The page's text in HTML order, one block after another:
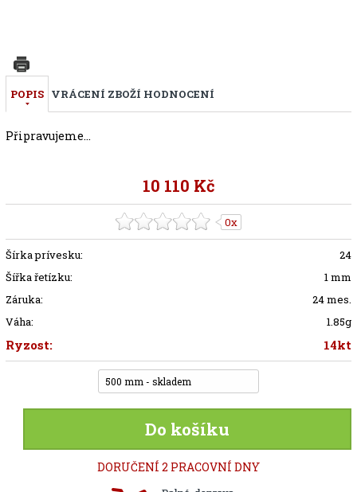
POPIS VRÁCENÍ ZBOŽÍ HODNOCENÍ
Připravujeme...
10 110 Kč
0x
Šírka prívesku:
24
Šířka řetízku:
1 mm
Záruka:
24 mes.
Váha:
1.85g
Ryzost: 14kt
500 mm - skladem
Do košíku
DORUČENÍ 2 PRACOVNÍ DNY